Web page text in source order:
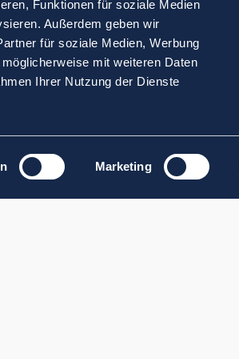
Funktionen für soziale Medien
Außerdem geben wir
für soziale Medien, Werbung
mit weiteren Daten
Ihrer Nutzung der Dienste
Marketing